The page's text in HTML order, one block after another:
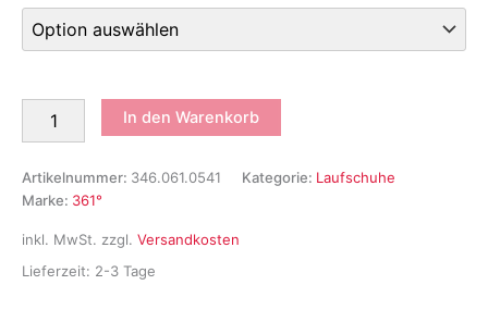
129,99 €
69,99 €.
Taroko
Herren
Trail
Menge
In den Warenkorb
Artikelnummer: 346.061.0541 Kategorie: Laufschuhe
Marke: 361°
inkl. MwSt. zzgl. Versandkosten
Lieferzeit: 2-3 Tage